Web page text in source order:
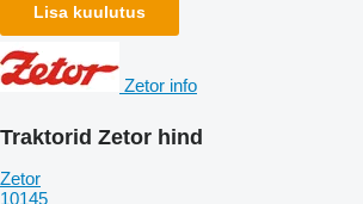
Lisa kuulutus
Zetor info
Traktorid Zetor hind
Zetor
10145